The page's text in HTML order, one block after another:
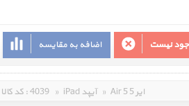
اضافه به مقایسه نیست
کد کالا : 4039 » iPad آیپد » Air 5 ایر 5